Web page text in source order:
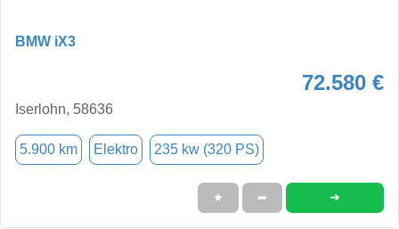
BMW iX3
72.580 €
Iserlohn, 58636
5.900 km Elektro 235 kw (320 PS)
★ ➦ ➜